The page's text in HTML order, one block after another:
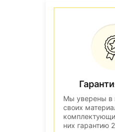
Мы уверены в
своих
них гарантию